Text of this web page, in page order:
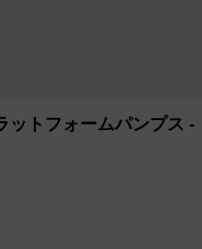
ットフォームパンプス -